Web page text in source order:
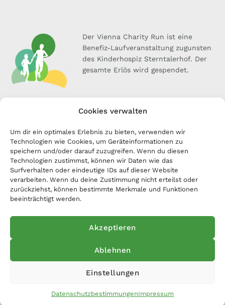
Cookies verwalten
Um dir ein optimales Erlebnis zu bieten, verwenden wir
Technologien wie Cookies, um Geräteinformationen zu
speichern und/oder darauf zuzugreifen. Wenn du diesen
Technologien zustimmst, können wir Daten wie das
Surfverhalten oder eindeutige IDs auf dieser Website
verarbeiten. Wenn du deine Zustimmung nicht erteilst oder
zurückziehst, können bestimmte Merkmale und Funktionen
beeinträchtigt werden.
Akzeptieren
Ablehnen
Einstellungen
DatenschutzbestimmungenImpressum
Der Vienna Charity Run ist eine
Benefiz-Laufveranstaltung zugunsten
des Kinderhospiz Sterntalerhof. Der
gesamte Erlös wird gespendet.
Kontakt
Anmelden
Spenden
Kontakt
Anschrift: Lannerstraße 25, A-1190 Wien
E-Mail: office[at]charity-sports.at
Copyright © 2026 Charity Sports
Datenschutzbestimmungen